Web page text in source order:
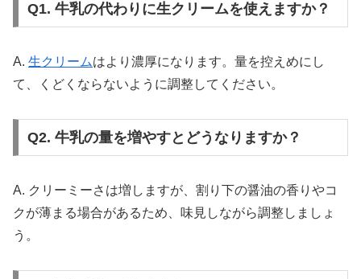
Q1. 牛乳の代わりに生クリームを使えますか？
A. 生クリームはより濃厚になります。量を控えめにし
て、くどくならないように調整してください。
Q2. 牛乳の量を増やすとどうなりますか？
A. クリーミーさは増しますが、割り下の醤油の香りやコ
クが薄まる場合があるため、味見しながら調整しましょ
う。